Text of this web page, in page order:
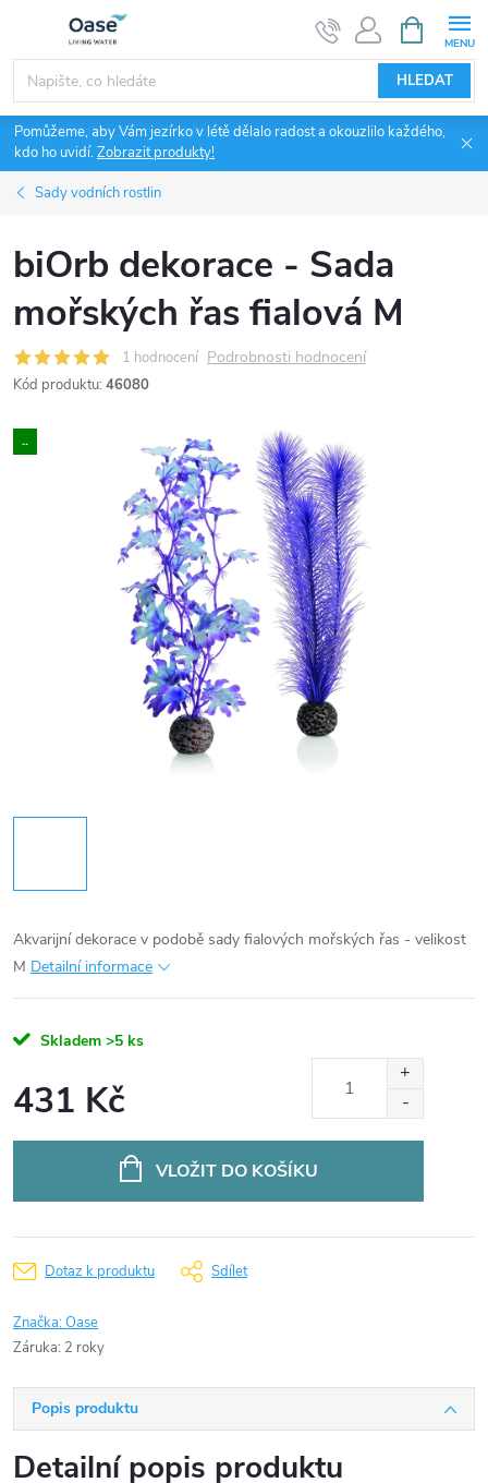
obsah
HLEDAT
NÁKUPNÍ
KOŠÍK
Pomůžeme, aby Vám jezírko v létě dělalo radost a okouzlilo každého,
kdo ho uvidí.Zobrazit produkty!
Sady vodních rostlin
biOrb dekorace - Sada
mořských řas fialová M
1 hodnocení Podrobnosti hodnocení
Kód produktu: 46080
..
Akvarijní dekorace v podobě sady fialových mořských řas - velikost
M Detailní informace
Skladem >5 ks
431 Kč
VLOŽIT DO KOŠÍKU
Dotaz k produktu Sdílet
Značka:Oase
Záruka: 2 roky
Popis produktu
Detailní popis produktu